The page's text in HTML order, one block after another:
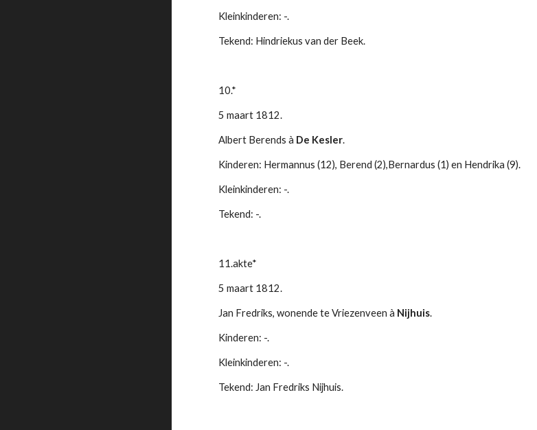
Kleinkinderen: -.
Tekend: Hindriekus van der Beek.
10.*
5 maart 1812.
Albert Berends à De Kesler.
Kinderen: Hermannus (12), Berend (2),Bernardus (1) en Hendrika (9).
Kleinkinderen: -.
Tekend: -.
11.akte*
5 maart 1812.
Jan Fredriks, wonende te Vriezenveen à Nijhuis.
Kinderen: -.
Kleinkinderen: -.
Tekend: Jan Fredriks Nijhuis.